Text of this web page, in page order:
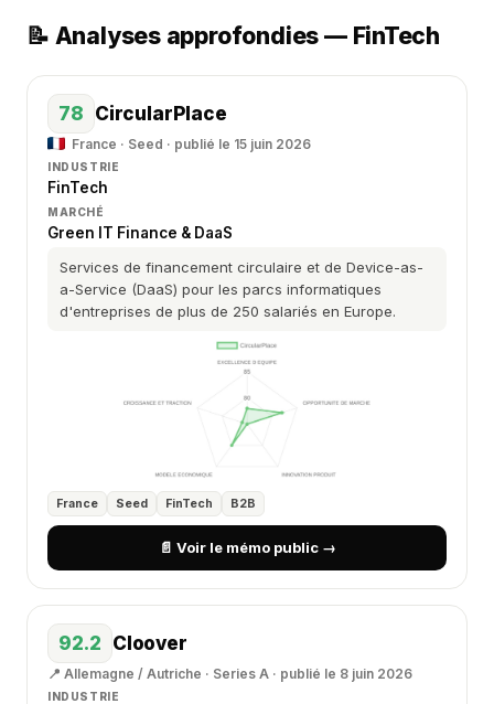
📝 Analyses approfondies — FinTech
78 CircularPlace
France · Seed · publié le 15 juin 2026
INDUSTRIE
FinTech
MARCHÉ
Green IT Finance & DaaS
Services de financement circulaire et de Device-as-
a-Service (DaaS) pour les parcs informatiques
d'entreprises de plus de 250 salariés en Europe.
France Seed FinTech B2B
📄 Voir le mémo public →
92.2 Cloover
📍 Allemagne / Autriche · Series A · publié le 8 juin 2026
INDUSTRIE